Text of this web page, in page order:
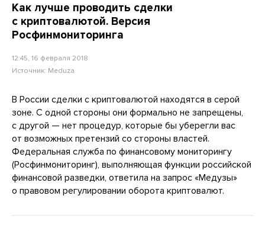
Как лучше проводить сделки
с криптовалютой. Версия
Росфинмониторинга
12:45, 16 февраля 2018
Источник: Meduza
В России сделки с криптовалютой находятся в серой
зоне. С одной стороны они формально не запрещены,
с другой — нет процедур, которые бы уберегли вас
от возможных претензий со стороны властей.
Федеральная служба по финансовому мониторингу
(Росфинмониторинг), выполняющая функции российской
финансовой разведки, ответила на запрос «Медузы»
о правовом регулировании оборота криптовалют.